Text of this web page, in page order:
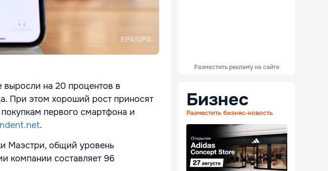
выросли на 20 процентов в
При этом хороший рост приносят
первого смартфона и
.
Маэстри, общий уровень
компании составляет 96
Разместить рекламу на сайте
Бизнес
Разместить бизнес-новость